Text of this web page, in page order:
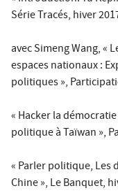
SérieTracés, hiver
avec Simeng Wang, «
espaces nationaux :
politiques »,
« Hacker la
politique à Taïwan »,
« Parler politique,
Chine », Le Banquet,